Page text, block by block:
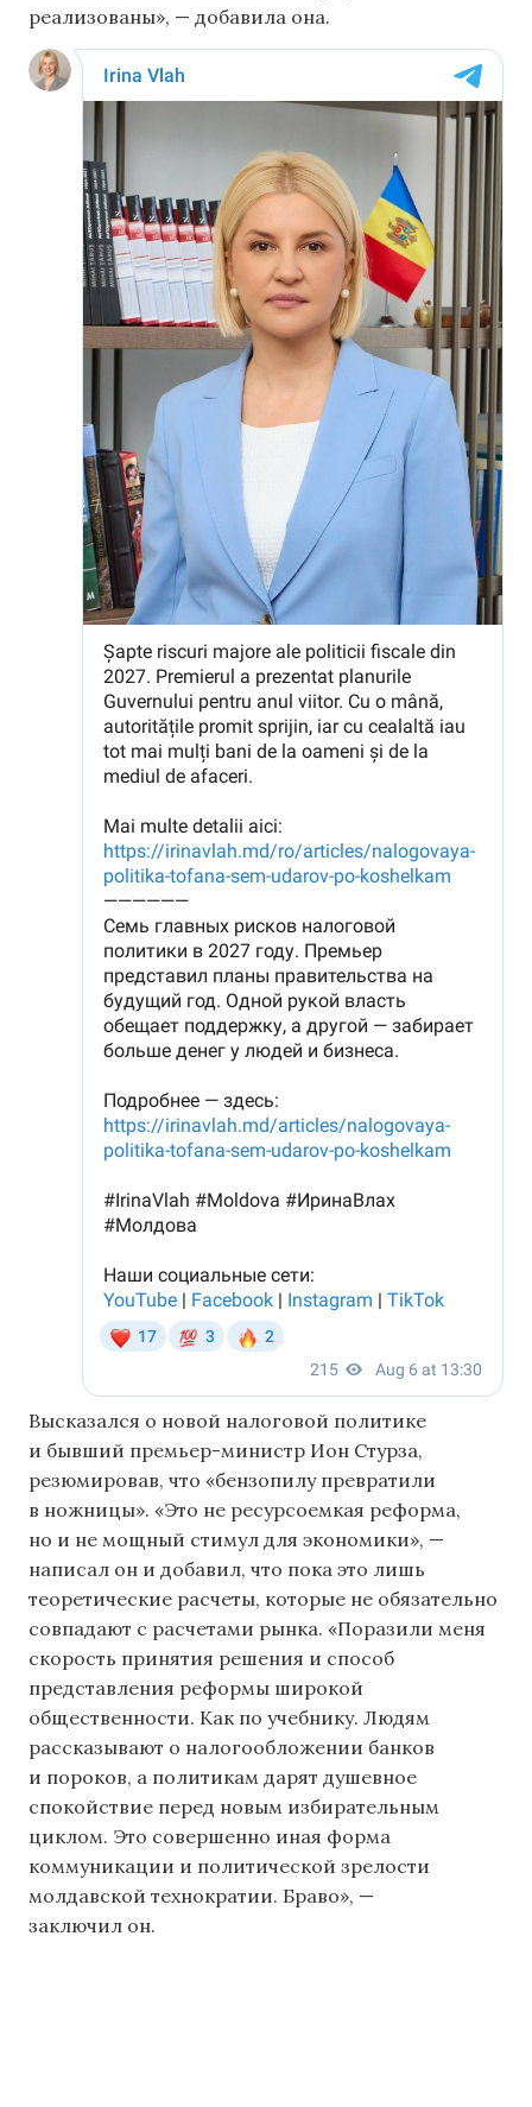
реализованы», — добавила она.
Высказался о новой налоговой политике
и бывший премьер-министр Ион Стурза,
резюмировав, что «бензопилу превратили
в ножницы». «Это не ресурсоемкая реформа,
но и не мощный стимул для экономики», —
написал он и добавил, что пока это лишь
теоретические расчеты, которые не обязательно
совпадают с расчетами рынка. «Поразили меня
скорость принятия решения и способ
представления реформы широкой
общественности. Как по учебнику. Людям
рассказывают о налогообложении банков
и пороков, а политикам дарят душевное
спокойствие перед новым избирательным
циклом. Это совершенно иная форма
коммуникации и политической зрелости
молдавской технократии. Браво», —
заключил он.